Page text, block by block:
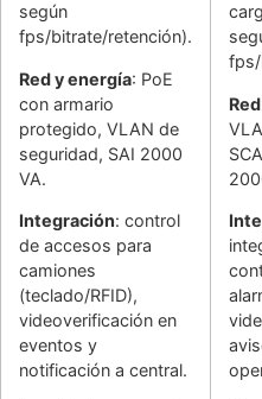
según
fps/bitrate/retención).
Red y energía: PoE
con armario
protegido, VLAN de
seguridad, SAI 2000
VA.
Integración: control
de accesos para
camiones
(teclado/RFID),
videoverificación en
eventos y
notificación a central.
fps/